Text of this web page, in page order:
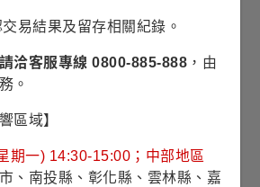
詢
07/01
易結果及留存相關紀錄。
請洽客服專線 0800-885-888 ，由
。
區域】
期一) 14:30-15:00；中部地區
、南投縣、彰化縣、雲林縣、嘉